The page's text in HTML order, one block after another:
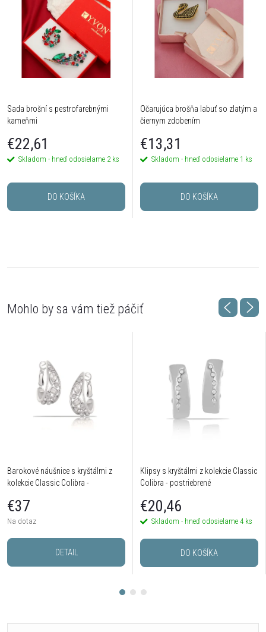
Sada brošní s pestrofarebnými
kameňmi
€22,61
Skladom - hneď odosielame 2 ks
DO KOŠÍKA
Očarujúca brošňa labuť so zlatým a
čiernym zdobením
€13,31
Skladom - hneď odosielame 1 ks
DO KOŠÍKA
Barokové náušnice s kryštálmi z
kolekcie Classic Colibra -
€37
Na dotaz
DETAIL
Klipsy s kryštálmi z kolekcie Classic
Colibra - postriebrené
€20,46
Skladom - hneď odosielame 4 ks
DO KOŠÍKA